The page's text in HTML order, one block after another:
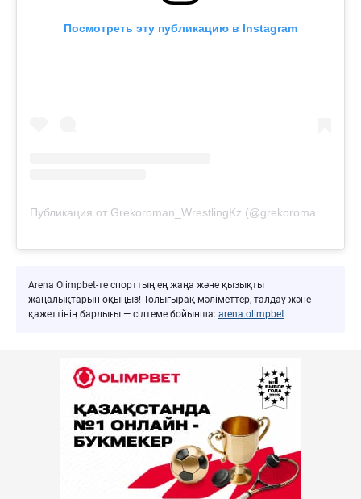
Посмотреть эту публикацию в Instagram
Arena Olimpbet-те спорттың ең жаңа және қызықты
жаңалықтарын оқыңыз! Толығырақ мәліметтер, талдау және
қажеттінің барлығы — сілтеме бойынша: arena.olimpbet